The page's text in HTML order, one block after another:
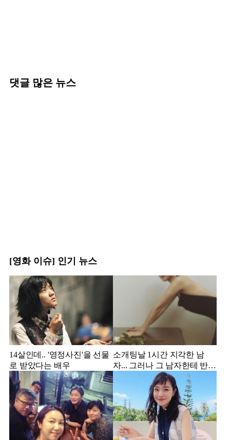
댓글 많은 뉴스
[영화 이슈] 인기 뉴스
14살인데.. '영정사진'을 선물
로 받았다는 배우
소개팅날 1시간 지각한 남
자... 그러나 그 남자한테 반해
서 결혼한 미스코리아